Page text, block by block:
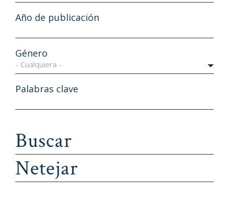
Año de publicación
Género
- Cualquiera -
Palabras clave